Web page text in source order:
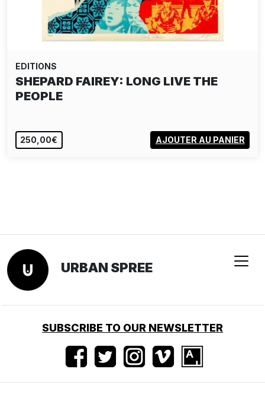
EDITIONS
SHEPARD FAIREY: LONG LIVE THE
PEOPLE
250,00€ AJOUTER AU PANIER